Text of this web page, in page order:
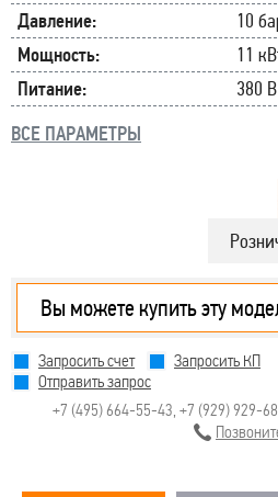
Давление:
10
Мощность:
11
Питание:
380 В
ВСЕ ПАРАМЕТРЫ
Вы можете купить эту
Запросить счет
Запросить КП
Отправить запрос
+7 (495) 664-55-43 +7 (929) 929-